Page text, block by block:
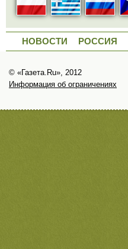
НОВОСТИ РОССИЯ
© «Газета.Ru», 2012
Информация об ограничениях